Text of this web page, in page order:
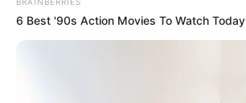
6 Best '90s Action Movies To Watch Today